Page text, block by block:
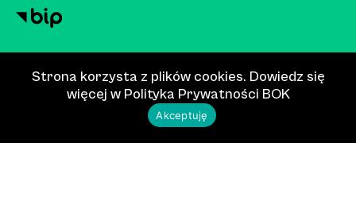
Strona korzysta z plików cookies. Dowiedz się
więcej w Polityka Prywatności BOK
Akceptuję